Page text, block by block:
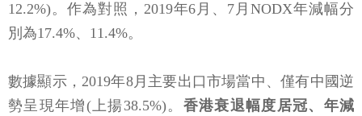
12.2%)。作為對照，2019年6月、7月NODX年減幅分
別為17.4%、11.4%。
數據顯示，2019年8月主要出口市場當中、僅有中國逆
勢呈現年增(上揚38.5%)。 香港衰退幅度居冠、年減